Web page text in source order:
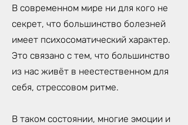
В современном мире ни для кого не
секрет, что большинство болезней
имеет психосоматический характер.
Это связано с тем, что большинство
из нас живёт в неестественном для
себя, стрессовом ритме.
В таком состоянии, многие эмоции и